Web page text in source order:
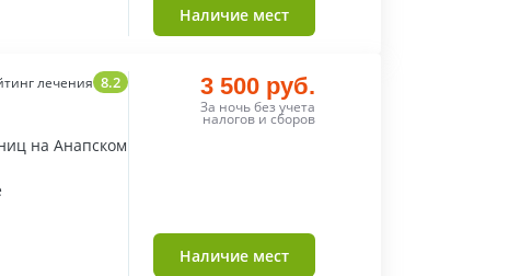
Наличие мест
лечения 8.2
на Анапском
3 500 руб.
За ночь без учета
налогов и сборов
Наличие мест